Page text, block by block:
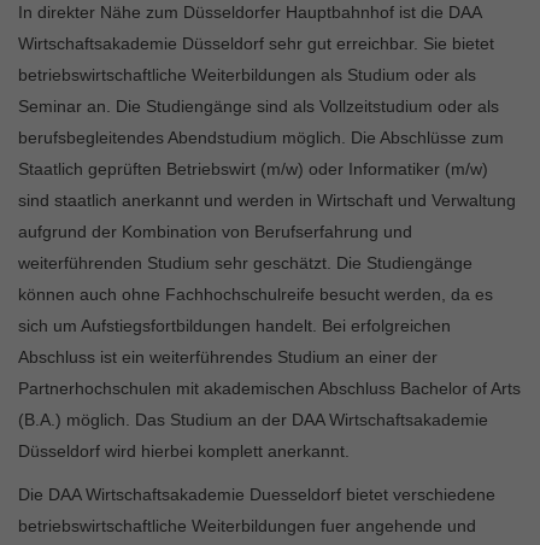
In direkter Nähe zum Düsseldorfer Hauptbahnhof ist die DAA
Wirtschaftsakademie Düsseldorf sehr gut erreichbar. Sie bietet
betriebswirtschaftliche Weiterbildungen als Studium oder als
Seminar an. Die Studiengänge sind als Vollzeitstudium oder als
berufsbegleitendes Abendstudium möglich. Die Abschlüsse zum
Staatlich geprüften Betriebswirt (m/w) oder Informatiker (m/w)
sind staatlich anerkannt und werden in Wirtschaft und Verwaltung
aufgrund der Kombination von Berufserfahrung und
weiterführenden Studium sehr geschätzt. Die Studiengänge
können auch ohne Fachhochschulreife besucht werden, da es
sich um Aufstiegsfortbildungen handelt. Bei erfolgreichen
Abschluss ist ein weiterführendes Studium an einer der
Partnerhochschulen mit akademischen Abschluss Bachelor of Arts
(B.A.) möglich. Das Studium an der DAA Wirtschaftsakademie
Düsseldorf wird hierbei komplett anerkannt.
Die DAA Wirtschaftsakademie Duesseldorf bietet verschiedene
betriebswirtschaftliche Weiterbildungen fuer angehende und